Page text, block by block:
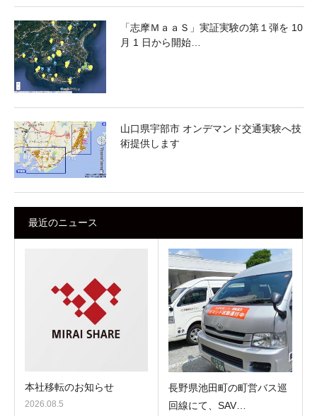
「志摩ＭａａＳ」実証実験の第１弾を 10
月 1 日から開始…
山口県宇部市 オンデマンド交通実験へ技
術提供します
最近のニュース
本社移転のお知らせ
2026.08.5
長野県池田町の町営バス巡
回線にて、SAV…